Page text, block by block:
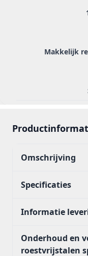
Makkelijk
Omschrijving
Specificaties
Informatie
Onderhoud en
roestvrijstalen